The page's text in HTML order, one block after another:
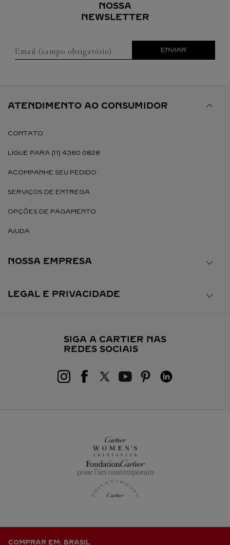
NOSSA
NEWSLETTER
Email (campo obrigatório) ENVIAR
ATENDIMENTO AO CONSUMIDOR
CONTATO
LIGUE PARA (11) 4380 0828
ACOMPANHE SEU PEDIDO
SERVIÇOS DE ENTREGA
OPÇÕES DE PAGAMENTO
AJUDA
NOSSA EMPRESA
LEGAL E PRIVACIDADE
SIGA A CARTIER NAS
REDES SOCIAIS
COMPRAR EM: BRASIL